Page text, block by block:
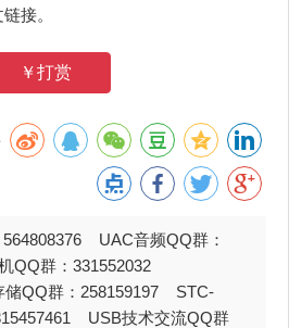
接。
￥打赏
UAC音频QQ群：
QQ群：331552032
储QQ群：258159197 STC-
USB技术交流QQ群